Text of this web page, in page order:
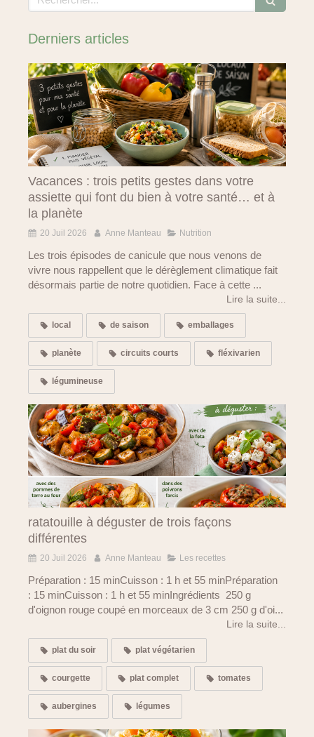
Derniers articles
Vacances : trois petits gestes dans votre
assiette qui font du bien à votre santé… et à
la planète
20 Juil 2026 Anne Manteau Nutrition
Les trois épisodes de canicule que nous venons de
vivre nous rappellent que le dérèglement climatique fait
désormais partie de notre quotidien. Face à cette ...
Lire la suite...
local de saison emballages
planète circuits courts fléxivarien
légumineuse
ratatouille à déguster de trois façons
différentes
20 Juil 2026 Anne Manteau Les recettes
Préparation : 15 minCuisson : 1 h et 55 minPréparation
: 15 minCuisson : 1 h et 55 minIngrédients 250 g
d'oignon rouge coupé en morceaux de 3 cm 250 g d'oi...
Lire la suite...
plat du soir plat végétarien
courgette plat complet tomates
aubergines légumes